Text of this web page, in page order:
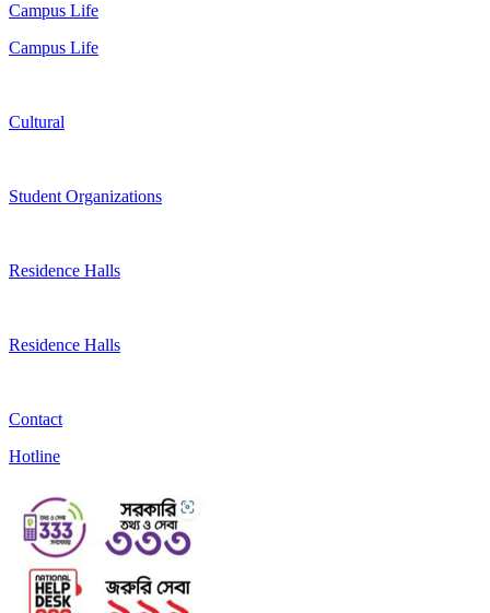
Campus Life
Campus Life
Cultural
Student Organizations
Residence Halls
Residence Halls
Contact
Hotline